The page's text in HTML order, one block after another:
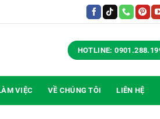
HOTLINE:
VIỆC VỀ CHÚNG TÔI LIÊN HỆ